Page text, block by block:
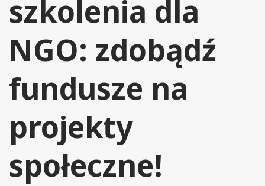
szkolenia dla
NGO: zdobądź
fundusze na
projekty
społeczne!